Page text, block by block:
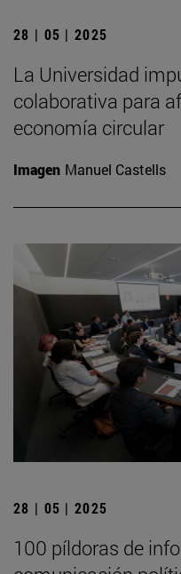
28 | 05 | 2025
La Universidad
colaborativa para
economía circular
Imagen Manuel Castells
28 | 05 | 2025
100 píldoras de